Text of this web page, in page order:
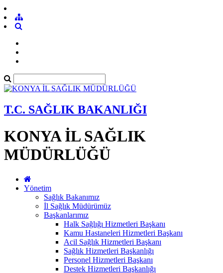
T.C. SAĞLIK BAKANLIĞI
KONYA İL SAĞLIK
MÜDÜRLÜĞÜ
Yönetim
Sağlık Bakanımız
İl Sağlık Müdürümüz
Başkanlarımız
Halk Sağlığı Hizmetleri Başkanı
Kamu Hastaneleri Hizmetleri Başkanı
Acil Sağlık Hizmetleri Başkanı
Sağlık Hizmetleri Başkanlığı
Personel Hizmetleri Başkanı
Destek Hizmetleri Başkanlığı